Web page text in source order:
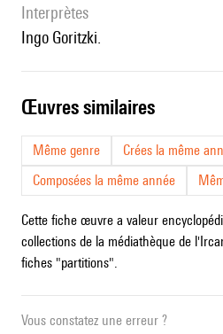
interprètes
Ingo Goritzki.
œuvres similaires
Même genre
Crées la même
Composées la même année
Cette fiche œuvre a valeur
collections de la médiathèque de
fiches "partitions".
Vous constatez une erreur ?